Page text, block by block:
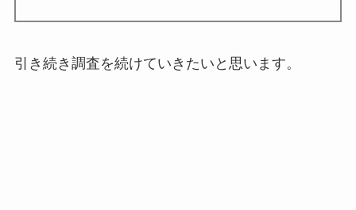
引き続き調査を続けていきたいと思います。